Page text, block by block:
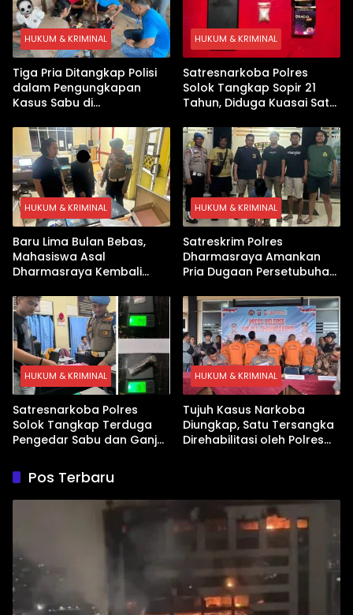
HUKUM & KRIMINAL
Tiga Pria Ditangkap Polisi
dalam Pengungkapan
Kasus Sabu di
Digital hingga Bong Disita
HUKUM & KRIMINAL
Satresnarkoba Polres
Solok Tangkap Sopir 21
Tahun, Diduga Kuasai Satu
HUKUM & KRIMINAL
Baru Lima Bulan Bebas,
Mahasiswa Asal
Dharmasraya Kembali
HUKUM & KRIMINAL
Satreskrim Polres
Dharmasraya Amankan
Pria Dugaan Persetubuhan
HUKUM & KRIMINAL
Satresnarkoba Polres
Solok Tangkap Terduga
Pengedar Sabu dan Ganja
HUKUM & KRIMINAL
Tujuh Kasus Narkoba
Diungkap, Satu Tersangka
Direhabilitasi oleh Polres
Pos Terbaru